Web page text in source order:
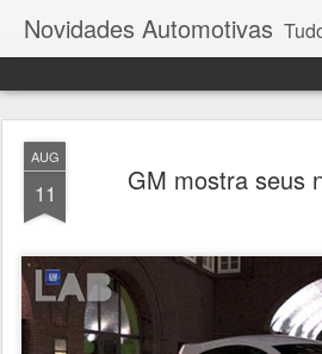
Novidades Automotivas Tudo
AUG
11 GM mostra seus